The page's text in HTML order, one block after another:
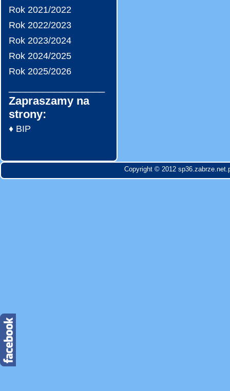
Rok 2021/2022
Rok 2022/2023
Rok 2023/2024
Rok 2024/2025
Rok 2025/2026
Zapraszamy na
strony:
♦ BIP
Copyright © 2012